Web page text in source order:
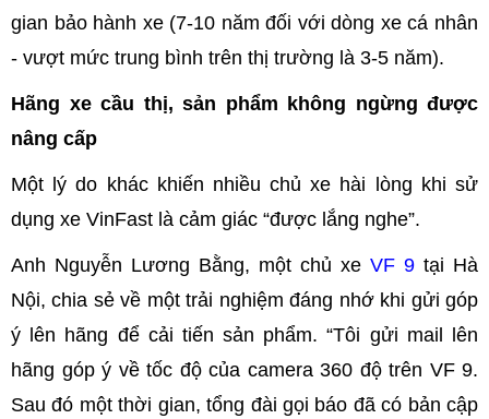
gian bảo hành xe (7-10 năm đối với dòng xe cá nhân
- vượt mức trung bình trên thị trường là 3-5 năm).
Hãng xe cầu thị, sản phẩm không ngừng được
nâng cấp
Một lý do khác khiến nhiều chủ xe hài lòng khi sử
dụng xe VinFast là cảm giác “được lắng nghe”.
Anh Nguyễn Lương Bằng, một chủ xe VF 9 tại Hà
Nội, chia sẻ về một trải nghiệm đáng nhớ khi gửi góp
ý lên hãng để cải tiến sản phẩm. “Tôi gửi mail lên
hãng góp ý về tốc độ của camera 360 độ trên VF 9.
Sau đó một thời gian, tổng đài gọi báo đã có bản cập